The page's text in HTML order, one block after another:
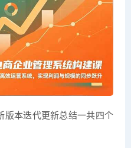
版本迭代更新总结一共四个